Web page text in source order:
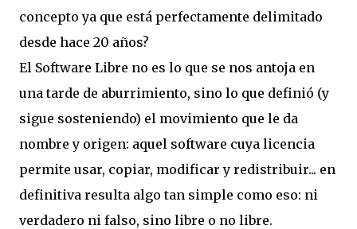
concepto ya que está perfectamente delimitado
desde hace 20 años?
El Software Libre no es lo que se nos antoja en
una tarde de aburrimiento, sino lo que definió (y
sigue sosteniendo) el movimiento que le da
nombre y origen: aquel software cuya licencia
permite usar, copiar, modificar y redistribuir... en
definitiva resulta algo tan simple como eso: ni
verdadero ni falso, sino libre o no libre.